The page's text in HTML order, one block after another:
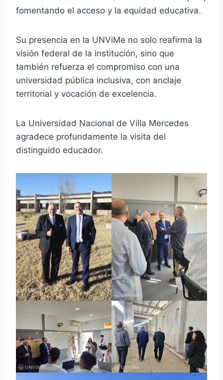
fomentando el acceso y la equidad educativa.
Su presencia en la UNViMe no solo reafirma la
visión federal de la institución, sino que
también refuerza el compromiso con una
universidad pública inclusiva, con anclaje
territorial y vocación de excelencia.
La Universidad Nacional de Villa Mercedes
agradece profundamente la visita del
distinguido educador.